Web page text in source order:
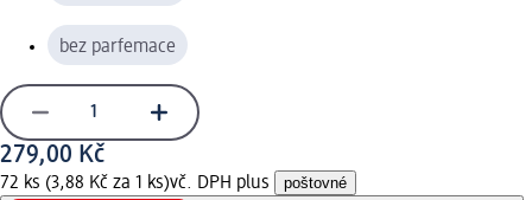
bez parfemace
279,00 Kč
72 ks (3,88 Kč za 1 ks)vč. DPH plus poštovné